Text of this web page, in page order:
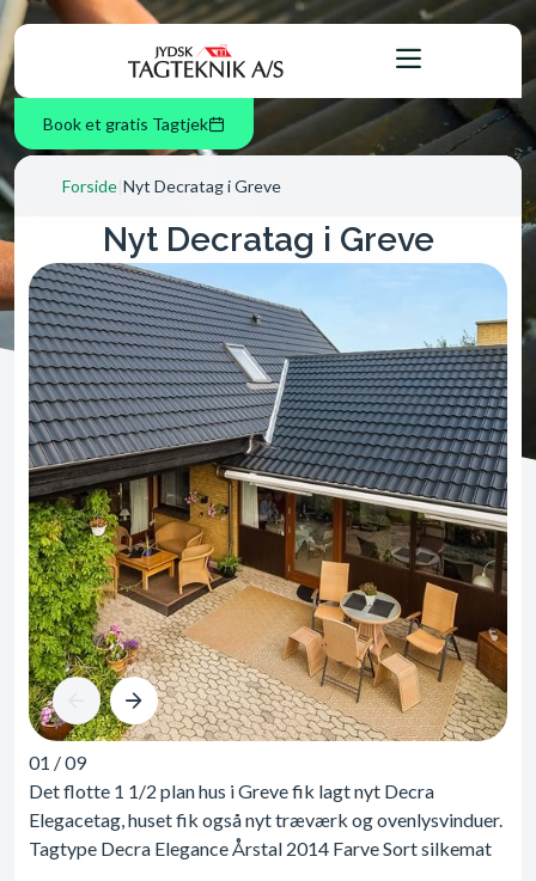
Book et gratis Tagtjek
Forside Nyt Decratag i Greve
Nyt Decratag i Greve
01 /09
Det flotte 1 1/2 plan hus i Greve fik lagt nyt Decra
Elegacetag, huset fik også nyt træværk og ovenlysvinduer.
Tagtype Decra Elegance Årstal 2014 Farve Sort silkemat